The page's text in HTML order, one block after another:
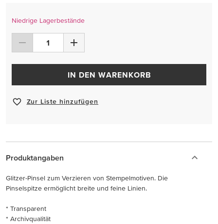
Niedrige Lagerbestände
IN DEN WARENKORB
Zur Liste hinzufügen
Produktangaben
Glitzer-Pinsel zum Verzieren von Stempelmotiven. Die
Pinselspitze ermöglicht breite und feine Linien.
* Transparent
* Archivqualität